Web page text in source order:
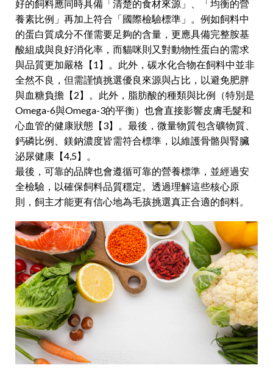
好的飼料應同時具備「清楚的食材來源」、「均衡的營
養素比例」再加上符合「國際檢驗標準」。例如飼料中
的蛋白質成分不僅需要足夠的含量，更應具備完整胺基
酸組成與良好消化率，而貓咪則又對動物性蛋白的需求
與品質更加嚴格【1】。此外，碳水化合物在飼料中並非
全然不良，但需謹慎挑選優良來源與占比，以避免肥胖
與血糖負擔【2】。此外，脂肪酸的種類與比例（特別是
Omega-6與Omega-3的平衡）也會直接影響皮膚毛髮和
心血管的健康狀態【3】。最後，微量物質包含礦物質、
鈣磷比例、鎂鈉濃度皆需符合標準，以維護骨骼與腎臟
泌尿健康【4,5】。
最後，可靠的品牌也會遵循可靠的營養標準，並經過安
全檢驗，以確保飼料品質穩定。透過理解這些核心原
則，飼主才能更有信心地為毛孩挑選真正合適的飼料。